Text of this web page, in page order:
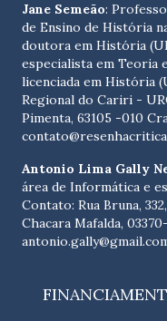
Jane Semeão:
de Ensino de História
doutora em História
especialista em Teoria
licenciada em História
Regional do Cariri -
Pimenta, 63105 -010
Antonio Lima Gally
área de Informática e
Contato: Rua Bruna, 332,
Chacara Mafalda,